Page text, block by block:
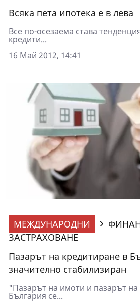
Всяка пета ипотека е в лева
Все по-осезаема става
кредити...
16 Май 2012, 14:41
МЕЖДУНАРОДНИ
ЗАСТРАХОВАНЕ
Пазарът на кредитиране в
значително стабилизиран
"Пазарът на имоти и пазарът на
България се...